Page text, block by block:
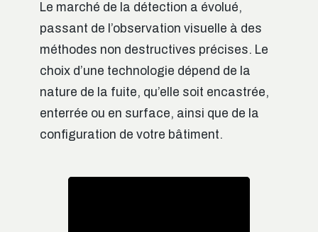
Le marché de la détection a évolué,
passant de l’observation visuelle à des
méthodes non destructives précises. Le
choix d’une technologie dépend de la
nature de la fuite, qu’elle soit encastrée,
enterrée ou en surface, ainsi que de la
configuration de votre bâtiment.